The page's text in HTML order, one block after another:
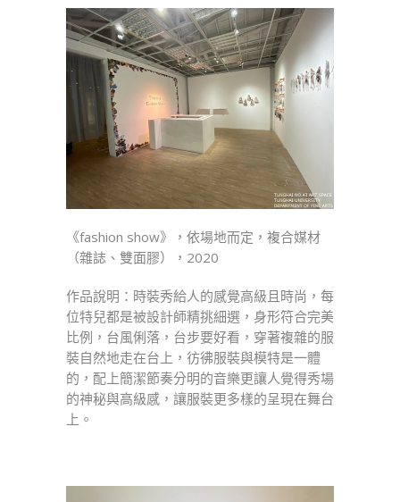
《fashion show》，依場地而定，複合媒材
（雜誌、雙面膠），2020
作品說明：時裝秀給人的感覺高級且時尚，每
位特兒都是被設計師精挑細選，身形符合完美
比例，台風俐落，台步要好看，穿著複雜的服
裝自然地走在台上，彷彿服裝與模特是一體
的，配上簡潔節奏分明的音樂更讓人覺得秀場
的神秘與高級感，讓服裝更多樣的呈現在舞台
上。